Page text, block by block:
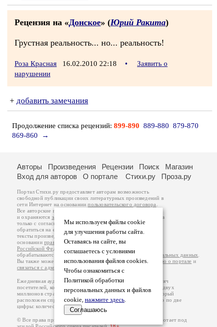
Рецензия на «Донское» (Юрий Ракита)
Грустная реальность... но... реальность!
Роза Красная 16.02.2010 22:18 •
Заявить о
нарушении
+ добавить замечания
Продолжение списка рецензий: 899-890 889-880 879-870
869-860
→
Мы используем файлы cookie
для улучшения работы сайта.
Оставаясь на сайте, вы
соглашаетесь с условиями
использования файлов cookies.
Чтобы ознакомиться с
Политикой обработки
персональных данных и файлов
cookie, нажмите здесь.
Соглашаюсь
Авторы Произведения Рецензии Поиск
Магазин
Вход для авторов
О портале Стихи.ру Проза.ру
Портал Стихи.ру предоставляет авторам возможность
свободной публикации своих литературных произведений в
сети Интернет на основаниипользовательского договора
Все авторские права на произведения принадлежат авторам
и охраняются законом
. Перепечатка произведений возможна
только с согласия его автора, к которому вы можете
обратиться на его авторской странице. Ответственность за
тексты произведений авторы несут самостоятельно на
основанииправил публикацииизаконодательства
Российской Федерации
обрабатываются на основанииПолитики обработки персональных данных
Вы также можете посмотреть более подробнуюинформацию о портале и
связаться с администрацией
Ежедневная аудитория портала Стихи.ру – порядка 200 тысяч
посетителей, которые в общей сумме просматривают более двух
миллионов страниц по данным счетчика посещаемости, который
расположен справа от этого текста. В каждой графе указано по две
цифры: количество просмотров и количество посетителей.
© Все права принадлежат авторам, 2000-2026. Портал работает под